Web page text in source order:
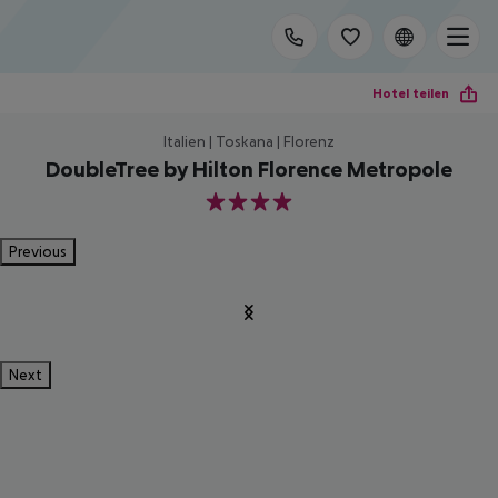
Hotel teilen
Italien | Toskana | Florenz
DoubleTree by Hilton Florence Metropole
4
Previous
Next